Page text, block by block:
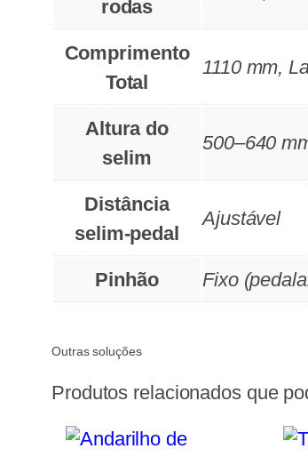
rodas
Comprimento
Total
1110 mm,
Altura do
selim
500–640
Distância
selim-pedal
Ajustável
Pinhão Fixo
Outras soluções
Produtos relacionados que